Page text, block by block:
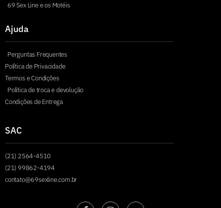
69 Sex Line e os Motéis
Ajuda
Perguntas Frequentes
Política de Privacidade
Termos e Condições
Política de troca e devolução
Condições de Entrega
SAC
(21) 2564-4510
(21) 99862-4194
contato@69sexline.com.br